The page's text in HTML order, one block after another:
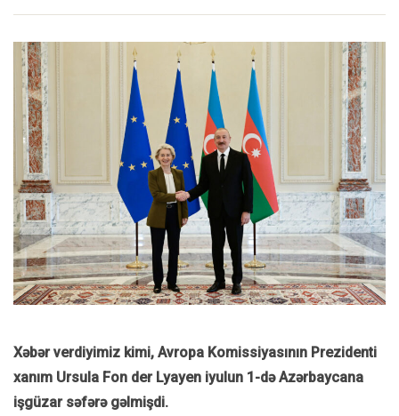
Xəbər verdiyimiz kimi, Avropa Komissiyasının Prezidenti
xanım Ursula Fon der Lyayen iyulun 1-də Azərbaycana
işgüzar səfərə gəlmişdi.